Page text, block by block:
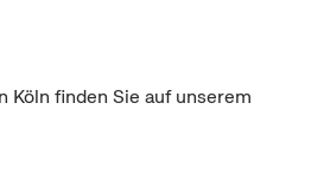
finden Sie auf unserem